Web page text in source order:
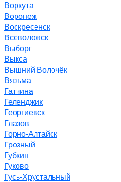
Воркута
Воронеж
Воскресенск
Всеволожск
Выборг
Выкса
Вышний Волочёк
Вязьма
Гатчина
Геленджик
Георгиевск
Глазов
Горно-Алтайск
Грозный
Губкин
Гуково
Гусь-Хрустальный